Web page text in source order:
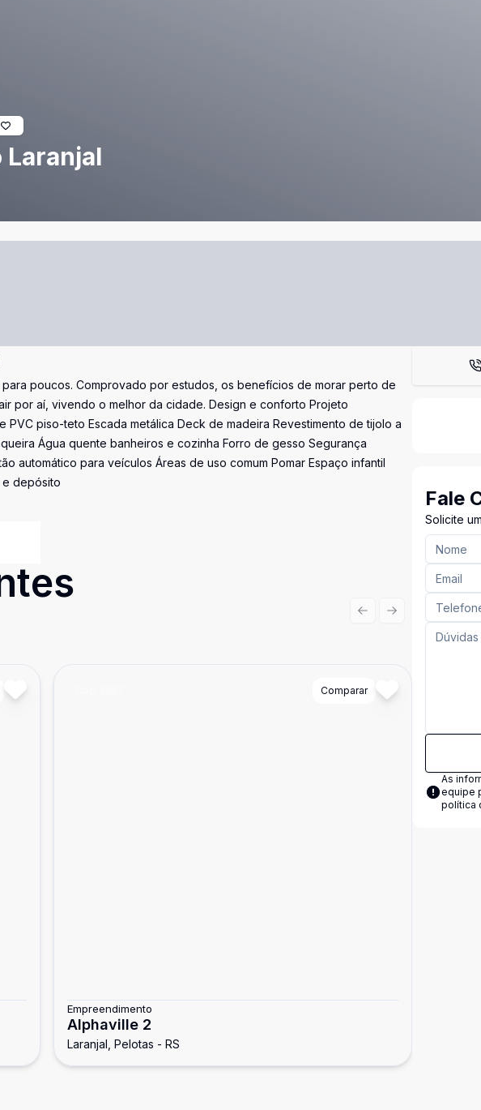
Laranjal
poucos. Comprovado por estudos, os benefícios de morar perto de
por aí, vivendo o melhor da cidade. Design e conforto Projeto
piso-teto Escada metálica Deck de madeira Revestimento de tijolo a
Água quente banheiros e cozinha Forro de gesso Segurança
automático para veículos Áreas de uso comum Pomar Espaço infantil
e depósito
Comparar
Empreendimento
Alphaville 2
Laranjal, Pelotas - RS
Previous slide
Next slide
Fale
Solicite
As
equipe
política